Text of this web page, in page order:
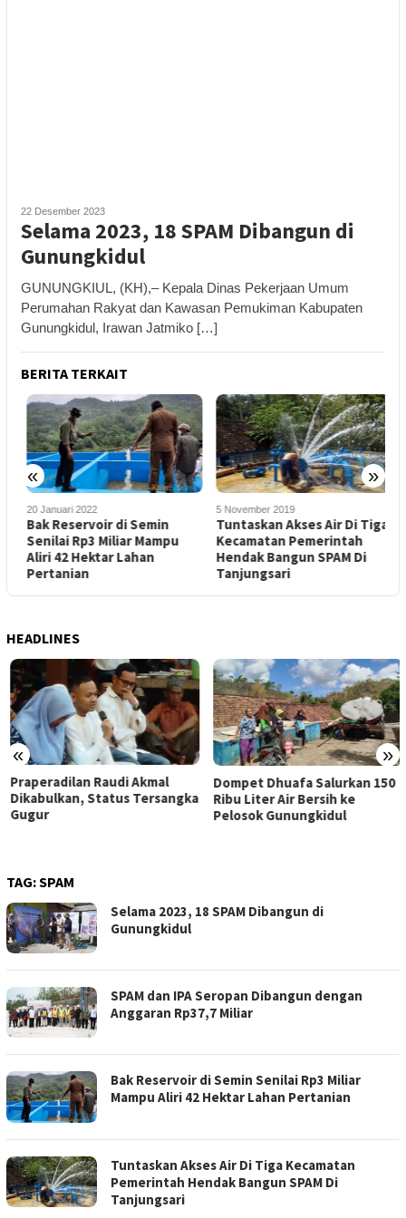
22 Desember 2023
Selama 2023, 18 SPAM Dibangun di
Gunungkidul
GUNUNGKIUL, (KH),– Kepala Dinas Pekerjaan Umum
Perumahan Rakyat dan Kawasan Pemukiman Kabupaten
Gunungkidul, Irawan Jatmiko […]
BERITA TERKAIT
« »
20 Januari 2022
Bak Reservoir di Semin
Senilai Rp3 Miliar Mampu
Aliri 42 Hektar Lahan
Pertanian
5 November 2019
Tuntaskan Akses Air Di Tiga
Kecamatan Pemerintah
Hendak Bangun SPAM Di
Tanjungsari
HEADLINES
« »
Praperadilan Raudi Akmal
Dikabulkan, Status Tersangka
Gugur
Dompet Dhuafa Salurkan 150
Ribu Liter Air Bersih ke
Pelosok Gunungkidul
TAG:SPAM
Selama 2023, 18 SPAM Dibangun di
Gunungkidul
SPAM dan IPA Seropan Dibangun dengan
Anggaran Rp37,7 Miliar
Bak Reservoir di Semin Senilai Rp3 Miliar
Mampu Aliri 42 Hektar Lahan Pertanian
Tuntaskan Akses Air Di Tiga Kecamatan
Pemerintah Hendak Bangun SPAM Di
Tanjungsari